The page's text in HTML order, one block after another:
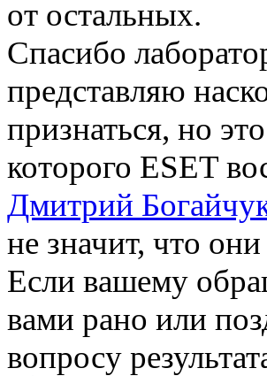
от остальных.
Спасибо
представляю
признаться, но
которого ESET
Дмитрий
не значит, что
Если вашему
вами рано или
вопросу